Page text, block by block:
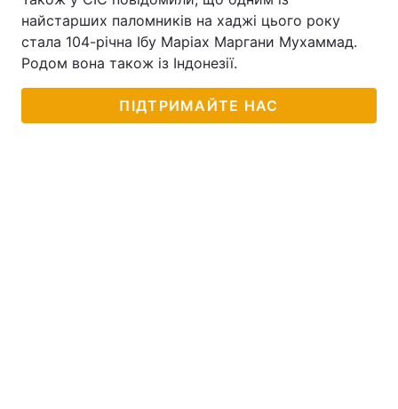
найстарших паломників на хаджі цього року
стала 104-річна Ібу Маріах Маргани Мухаммад.
Родом вона також із Індонезії.
ПІДТРИМАЙТЕ НАС